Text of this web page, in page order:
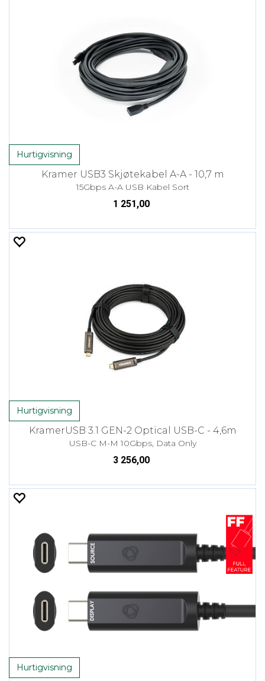
Hurtigvisning
Kramer USB3 Skjøtekabel A-A - 10,7 m
15Gbps A-A USB Kabel Sort
1 251,00
Hurtigvisning
KramerUSB 3.1 GEN-2 Optical USB-C - 4,6m
USB-C M-M 10Gbps, Data Only
3 256,00
Hurtigvisning